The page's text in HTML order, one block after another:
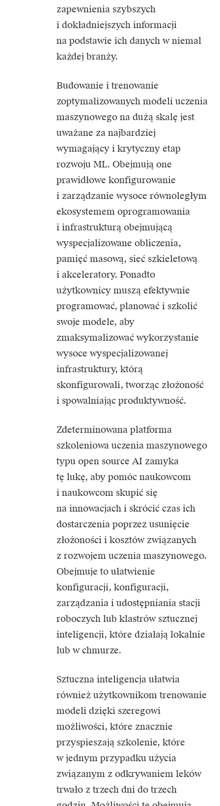
zapewnienia szybszych
i dokładniejszych informacji
na podstawie ich danych w niemal
każdej branży.
Budowanie i trenowanie
zoptymalizowanych modeli uczenia
maszynowego na dużą skalę jest
uważane za najbardziej
wymagający i krytyczny etap
rozwoju ML. Obejmują one
prawidłowe konfigurowanie
i zarządzanie wysoce równoległym
ekosystemem oprogramowania
i infrastrukturą obejmującą
wyspecjalizowane obliczenia,
pamięć masową, sieć szkieletową
i akceleratory. Ponadto
użytkownicy muszą efektywnie
programować, planować i szkolić
swoje modele, aby
zmaksymalizować wykorzystanie
wysoce wyspecjalizowanej
infrastruktury, którą
skonfigurowali, tworząc złożoność
i spowalniając produktywność.
Zdeterminowana platforma
szkoleniowa uczenia maszynowego
typu open source AI zamyka
tę lukę, aby pomóc naukowcom
i naukowcom skupić się
na innowacjach i skrócić czas ich
dostarczenia poprzez usunięcie
złożoności i kosztów związanych
z rozwojem uczenia maszynowego.
Obejmuje to ułatwienie
konfiguracji, konfiguracji,
zarządzania i udostępniania stacji
roboczych lub klastrów sztucznej
inteligencji, które działają lokalnie
lub w chmurze.
Sztuczna inteligencja ułatwia
również użytkownikom trenowanie
modeli dzięki szeregowi
możliwości, które znacznie
przyspieszają szkolenie, które
w jednym przypadku użycia
związanym z odkrywaniem leków
trwało z trzech dni do trzech